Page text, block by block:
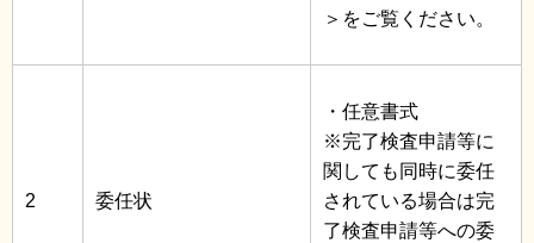
＞ をご覧ください。
2 委任状
・任意書式
※完了検査申請等に
関しても同時に委任
されている場合は完
了検査申請等への委